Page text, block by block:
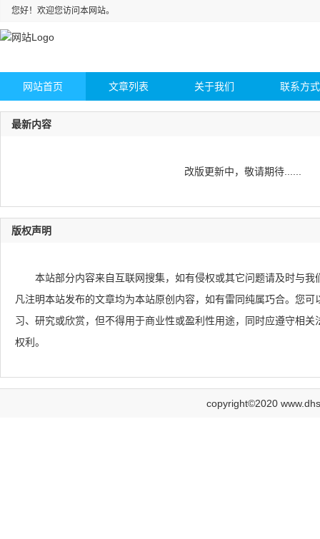
您好！欢迎您访问本网站。
网站首页 文章列表 关于我们 联系方式
最新内容
改版更新中，敬请期待......
版权声明
本站部分内容来自互联网搜集，如有侵权或其它问题请及时与
凡注明本站发布的文章均为本站原创内容，如有雷同纯属巧合。您
习、研究或欣赏，但不得用于商业性或盈利性用途，同时应遵守相
权利。
copyright©2020